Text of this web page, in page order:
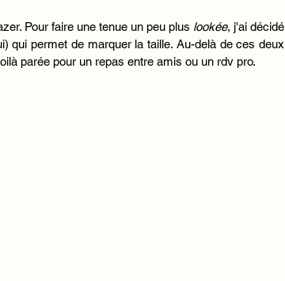
Pour faire une tenue un peu plus lookée, j'ai décidé
qui permet de marquer la taille. Au-delà de ces deux
parée pour un repas entre amis ou un rdv pro.